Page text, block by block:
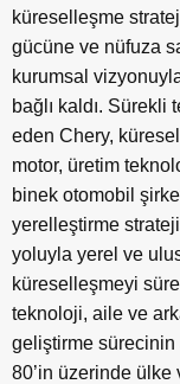
küreselleşme
gücüne ve nüfuza
kurumsal
bağlı kaldı. Sürekli
eden Chery,
motor, üretim
binek otomobil
yerelleştirme
yoluyla yerel ve
küreselleşmeyi
teknoloji, aile ve
geliştirme sürecinin
80’in üzerinde